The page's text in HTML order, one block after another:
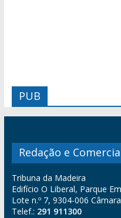
PUB
Redação e
Tribuna da Madeira
Edifício O Liberal, Parque
Lote n.º 7, 9304-006
Telef.: 291 911300